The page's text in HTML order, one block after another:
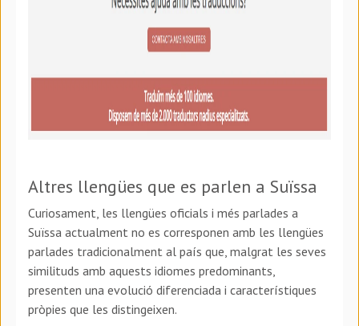
Altres llengües que es parlen a Suïssa
Curiosament, les llengües oficials i més parlades a
Suïssa actualment no es corresponen amb les llengües
parlades tradicionalment al país que, malgrat les seves
similituds amb aquests idiomes predominants,
presenten una evolució diferenciada i característiques
pròpies que les distingeixen.